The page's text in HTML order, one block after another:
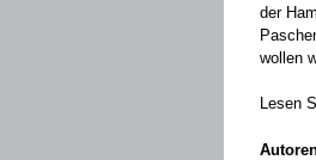
der
wollen
Lesen